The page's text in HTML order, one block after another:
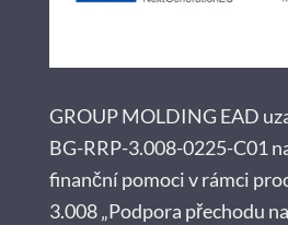
GROUP MOLDING EAD
BG-RRP-3.008-0225-C01
finanční pomoci v rámci
3.008 „Podpora přechodu